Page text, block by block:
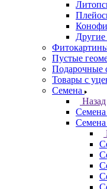
Пустые
Подарочные
Товары с
Семена
Назад
Семена